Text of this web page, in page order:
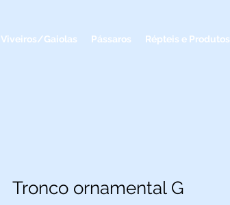
Viveiros/Gaiolas Pássaros Répteis e Produtos
Tronco ornamental G